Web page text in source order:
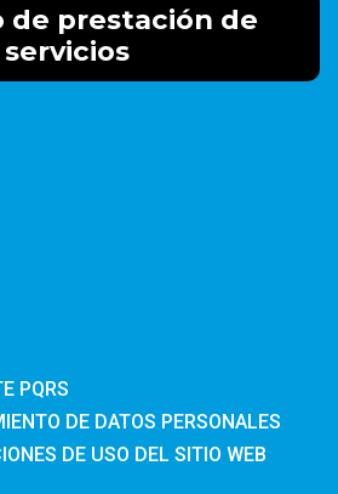
de prestación de
servicios
PQRS
DE DATOS PERSONALES
DE USO DEL SITIO WEB